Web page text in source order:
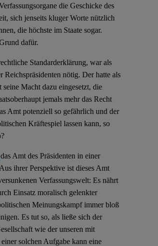
die Geschicke des
sich jenseits kluger Worte nützlich
die höchste im Staate sogar.
dafür.
Standarderklärung, war als
Reichspräsidenten nötig. Der hatte als
Macht dazu eingesetzt, die
jemals mehr das Recht
Amt potenziell so gefährlich und der
Kräftespiel lassen kann, so
das Amt des Präsidenten in einer
ihrer Perspektive ist dieses Amt
Verfassungswelt: Es nährt
Einsatz moralisch gelenkter
Meinungskampf immer bloß
Es tut so, als ließe sich der
wie der unseren mit
solchen Aufgabe kann eine